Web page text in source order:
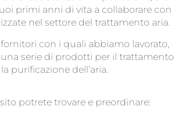
primi anni di vita a collaborare con
nel settore del trattamento aria.
fornitori con i quali abbiamo lavorato,
serie di prodotti per il trattamento
purificazione dell’aria.
potrete trovare e preordinare: